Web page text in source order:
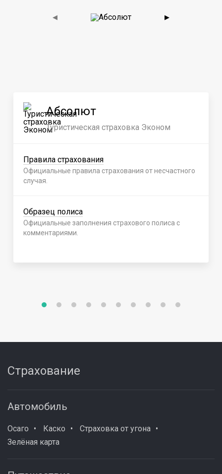
◀ ▶
Абсолют
Туристическая страховка Эконом
Правила страхования
Официальные правила страхования от несчастного
случая.
Образец полиса
Официальные заполнения страхового полиса с
комментариями.
Страхование
Автомобиль
Осаго Каско
Страховка от угона
Зелёная карта